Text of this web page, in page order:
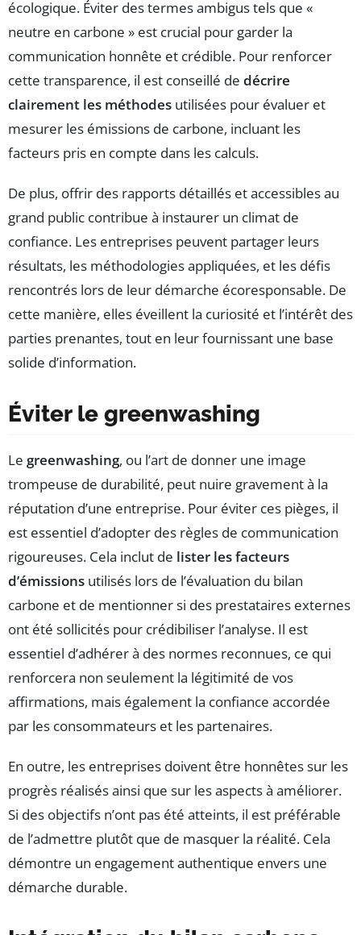
écologique. Éviter des termes ambigus tels que «
neutre en carbone » est crucial pour garder la
communication honnête et crédible. Pour renforcer
cette transparence, il est conseillé de décrire
clairement les méthodes utilisées pour évaluer et
mesurer les émissions de carbone, incluant les
facteurs pris en compte dans les calculs.
De plus, offrir des rapports détaillés et accessibles au
grand public contribue à instaurer un climat de
confiance. Les entreprises peuvent partager leurs
résultats, les méthodologies appliquées, et les défis
rencontrés lors de leur démarche écoresponsable. De
cette manière, elles éveillent la curiosité et l’intérêt des
parties prenantes, tout en leur fournissant une base
solide d’information.
Éviter le greenwashing
Le greenwashing, ou l’art de donner une image
trompeuse de durabilité, peut nuire gravement à la
réputation d’une entreprise. Pour éviter ces pièges, il
est essentiel d’adopter des règles de communication
rigoureuses. Cela inclut de lister les facteurs
d’émissions utilisés lors de l’évaluation du bilan
carbone et de mentionner si des prestataires externes
ont été sollicités pour crédibiliser l’analyse. Il est
essentiel d’adhérer à des normes reconnues, ce qui
renforcera non seulement la légitimité de vos
affirmations, mais également la confiance accordée
par les consommateurs et les partenaires.
En outre, les entreprises doivent être honnêtes sur les
progrès réalisés ainsi que sur les aspects à améliorer.
Si des objectifs n’ont pas été atteints, il est préférable
de l’admettre plutôt que de masquer la réalité. Cela
démontre un engagement authentique envers une
démarche durable.